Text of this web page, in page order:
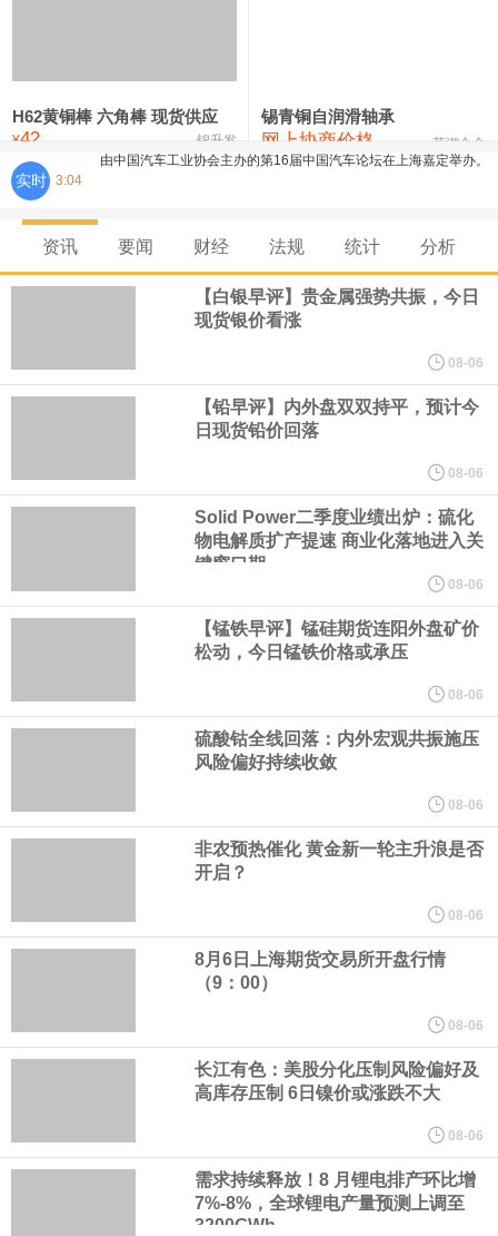
氯化镍 38,300—40,300 39,300 0
H62黄铜棒 六角棒 现货供应
¥42 锦升发
锡青铜自润滑轴承
网上协商价格 芜湖合金
实时 3:04
由中国汽车工业协会主办的第16届中国汽车论坛在上海嘉定举办。
发展联席会"，并举行成立启动仪式。启动仪式上，中国汽车工业协
会表示，联席会将坚持"以安全为底线，以创新为动力，以协同促发
展"，与行业各方携手，共同推动我国自动驾驶产业安全、有序、规
模化发展，为建设汽车强国、培育新质生产力贡献产业力量。联席
会诚挚邀请整车企业、自动驾驶解决方案商、芯片与传感器企业、
软件与通信企业、测试认证机构、高校及科研院所等产业链相关单
位加入，共商发展大计，共建协同机制，共享产业成果。
8月5日，长鑫科技大宗交易成交124万股，成交额6733.2万元，占
当日总成交额的0.21%，成交价54.3元，较市场收盘价54.3元持
欧洲央行表示，各银行在该行的隔夜存款规模达 2 万亿欧元。
俄财政部自 8 月 7 日起将加大黄金及外汇购入规模。
山东黄金公告称，截至 2026 年 7 月 31 日，公司注册股本总额为
46.10 亿元，较上月无变动。其中，H 股法定/注册股本为 9.95 亿
元，已发行股份总数为 995,486,178 股；A股法定/注册股本为
36.14 亿元，已发行股份总数为 3,614,443,347 股，本月均无增
减。H 股已符合适用的公众持股量要求。
资讯 要闻 财经 法规 统计 分析
【白银早评】贵金属强势共振，今日
现货银价看涨
08-06
【铅早评】内外盘双双持平，预计今
日现货铅价回落
08-06
Solid Power二季度业绩出炉：硫化
物电解质扩产提速 商业化落地进入关
键窗口期
08-06
【锰铁早评】锰硅期货连阳外盘矿价
松动，今日锰铁价格或承压
08-06
硫酸钴全线回落：内外宏观共振施压
风险偏好持续收敛
08-06
非农预热催化 黄金新一轮主升浪是否
开启？
08-06
8月6日上海期货交易所开盘行情
（9：00）
08-06
长江有色：美股分化压制风险偏好及
高库存压制 6日镍价或涨跌不大
08-06
需求持续释放！8 月锂电排产环比增
7%-8%，全球锂电产量预测上调至
3200GWh